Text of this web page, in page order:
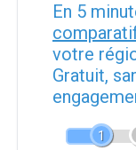
En 5
votre
Gratuit,
1